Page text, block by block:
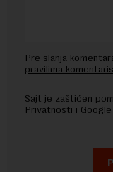
Pre slanja
pravilima
Sajt je zaštićen
Privatnosti i